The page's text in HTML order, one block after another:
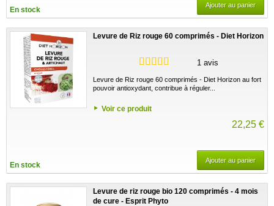
En stock
Ajouter au panier
Levure de Riz rouge 60 comprimés - Diet Horizon
1 avis
Levure de Riz rouge 60 comprimés - Diet Horizon au fort
pouvoir antioxydant, contribue à réguler...
Voir ce produit
22,25 €
En stock
Ajouter au panier
Levure de riz rouge bio 120 comprimés - 4 mois
de cure - Esprit Phyto